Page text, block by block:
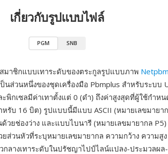
เกี่ยวกับรูปแบบไฟล์
PGM SNB
มาชิกแบบเทาระดับของตระกูลรูปแบบภาพ Netpbm
นส่วนหนึ่งของชุดเครื่องมือ Pbmplus สำหรับระบบ
พิกเซลมีค่าเทาตั้งแต่ 0 (ดำ) ถึงค่าสูงสุดที่ผู้ใช้กำห
รับ 16 บิต) รูปแบบนี้มีแบบ ASCII (หมายเลขมายา
วยช่องว่าง และแบบไบนารี (หมายเลขมายากล
ส่วนหัวที่ระบุหมายเลขมายากล ความกว้าง ความสูง
กลางเทาระดับในปรัชญาไปป์ไลน์แปลง-ประมวลผล